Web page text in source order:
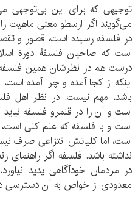
توجیهی که برای این بی‌توجهی
می‌گویند اگر ارسطو معنی ماهیت
در فلسفه رسیده است، قصور و
است که صاحبان فلسفۀ دورۀ
درست هم در نظرشان همین
اینکه از کجا آمده و چرا آمده
باشد، مهم نیست. در نظر اهل
است و آن را در قلمرو فلسفه
است و با فلسفه که علم کلی است،
است، اما کلیاتش انتزاعی صرف
نداشته باشد. فلسفه اگر راهنمای
در مردمان خودآگاهی پدید
معدودی از خواص به آن دسترسی